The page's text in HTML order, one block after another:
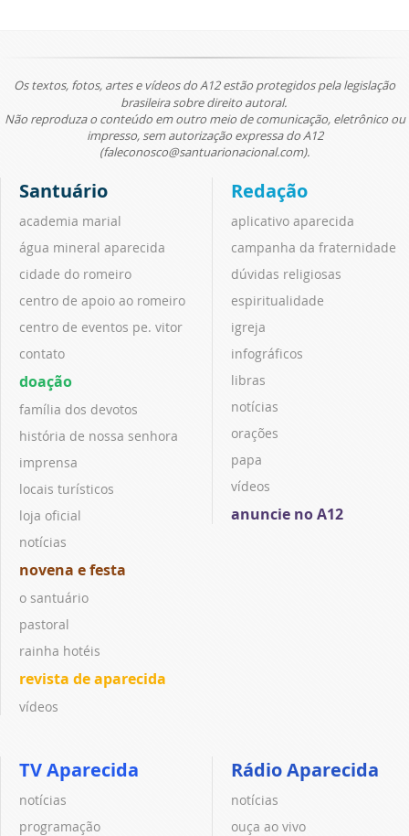
Os textos, fotos, artes e vídeos do A12 estão protegidos pela legislação
brasileira sobre direito autoral.
Não reproduza o conteúdo em outro meio de comunicação, eletrônico ou
impresso, sem autorização expressa do A12
(faleconosco@santuarionacional.com).
Santuário
academia marial
água mineral aparecida
cidade do romeiro
centro de apoio ao romeiro
centro de eventos pe. vitor
contato
doação
família dos devotos
história de nossa senhora
imprensa
locais turísticos
loja oficial
notícias
novena e festa
o santuário
pastoral
rainha hotéis
revista de aparecida
vídeos
Redação
aplicativo aparecida
campanha da fraternidade
dúvidas religiosas
espiritualidade
igreja
infográficos
libras
notícias
orações
papa
vídeos
anuncie no A12
TV Aparecida
notícias
programação
Rádio Aparecida
notícias
ouça ao vivo